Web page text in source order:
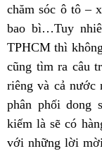
chăm sóc ô tô –
bao bì…Tuy
TPHCM thì
cũng tìm ra câu
riêng và cả nước
phân phối dong
kiếm là sẽ có
với những lời